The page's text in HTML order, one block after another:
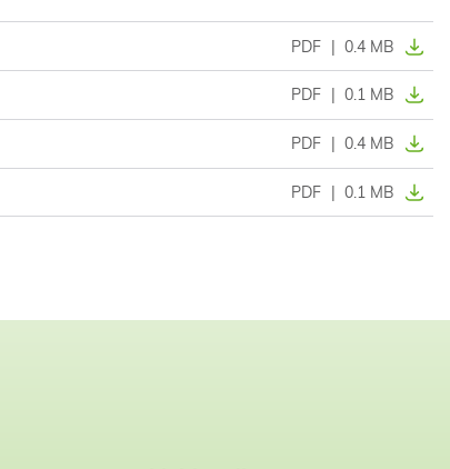
PDF | 0.4 MB
PDF | 0.1 MB
PDF | 0.4 MB
PDF | 0.1 MB